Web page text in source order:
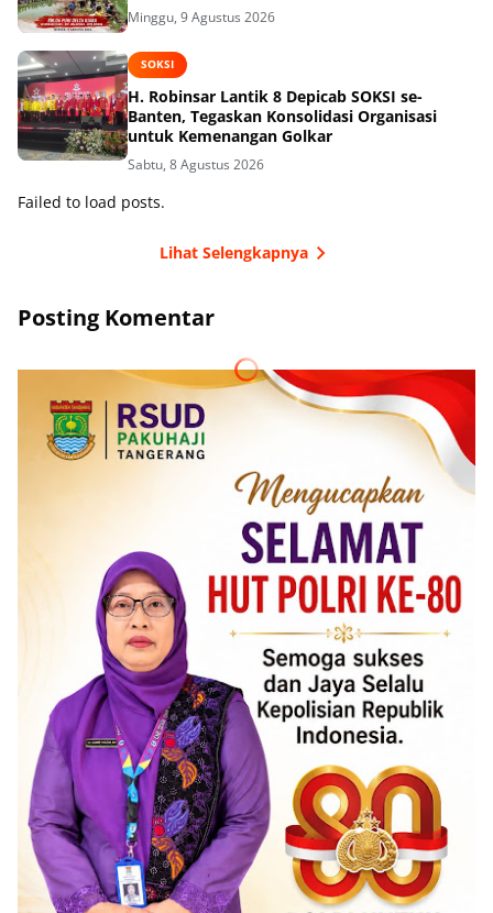
Minggu, 9 Agustus 2026
SOKSI
H. Robinsar Lantik 8 Depicab SOKSI se-
Banten, Tegaskan Konsolidasi Organisasi
untuk Kemenangan Golkar
Sabtu, 8 Agustus 2026
Failed to load posts.
Lihat Selengkapnya
Posting Komentar